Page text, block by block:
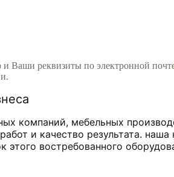
Ваши реквизиты по электронной
компаний, мебельных
и качество результата.
востребованного